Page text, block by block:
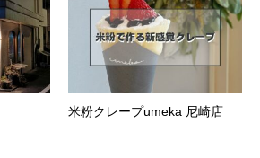
米粉クレープumeka 尼崎店